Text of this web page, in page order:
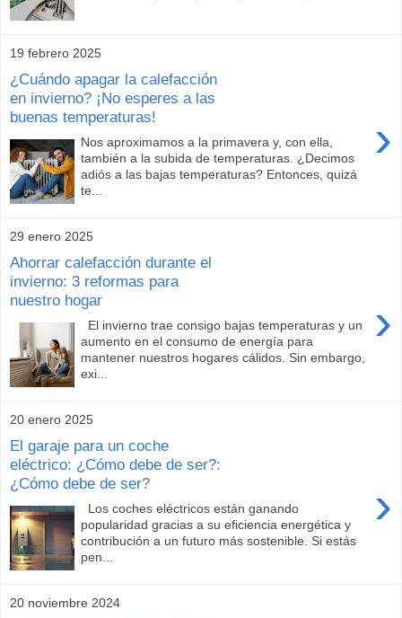
19 febrero 2025
¿Cuándo apagar la calefacción
en invierno? ¡No esperes a las
buenas temperaturas!
›
Nos aproximamos a la primavera y, con ella,
también a la subida de temperaturas. ¿Decimos
adiós a las bajas temperaturas? Entonces, quizá
te...
29 enero 2025
Ahorrar calefacción durante el
invierno: 3 reformas para
nuestro hogar
›
El invierno trae consigo bajas temperaturas y un
aumento en el consumo de energía para
mantener nuestros hogares cálidos. Sin embargo,
exi...
20 enero 2025
El garaje para un coche
eléctrico: ¿Cómo debe de ser?:
¿Cómo debe de ser?
›
Los coches eléctricos están ganando
popularidad gracias a su eficiencia energética y
contribución a un futuro más sostenible. Si estás
pen...
20 noviembre 2024